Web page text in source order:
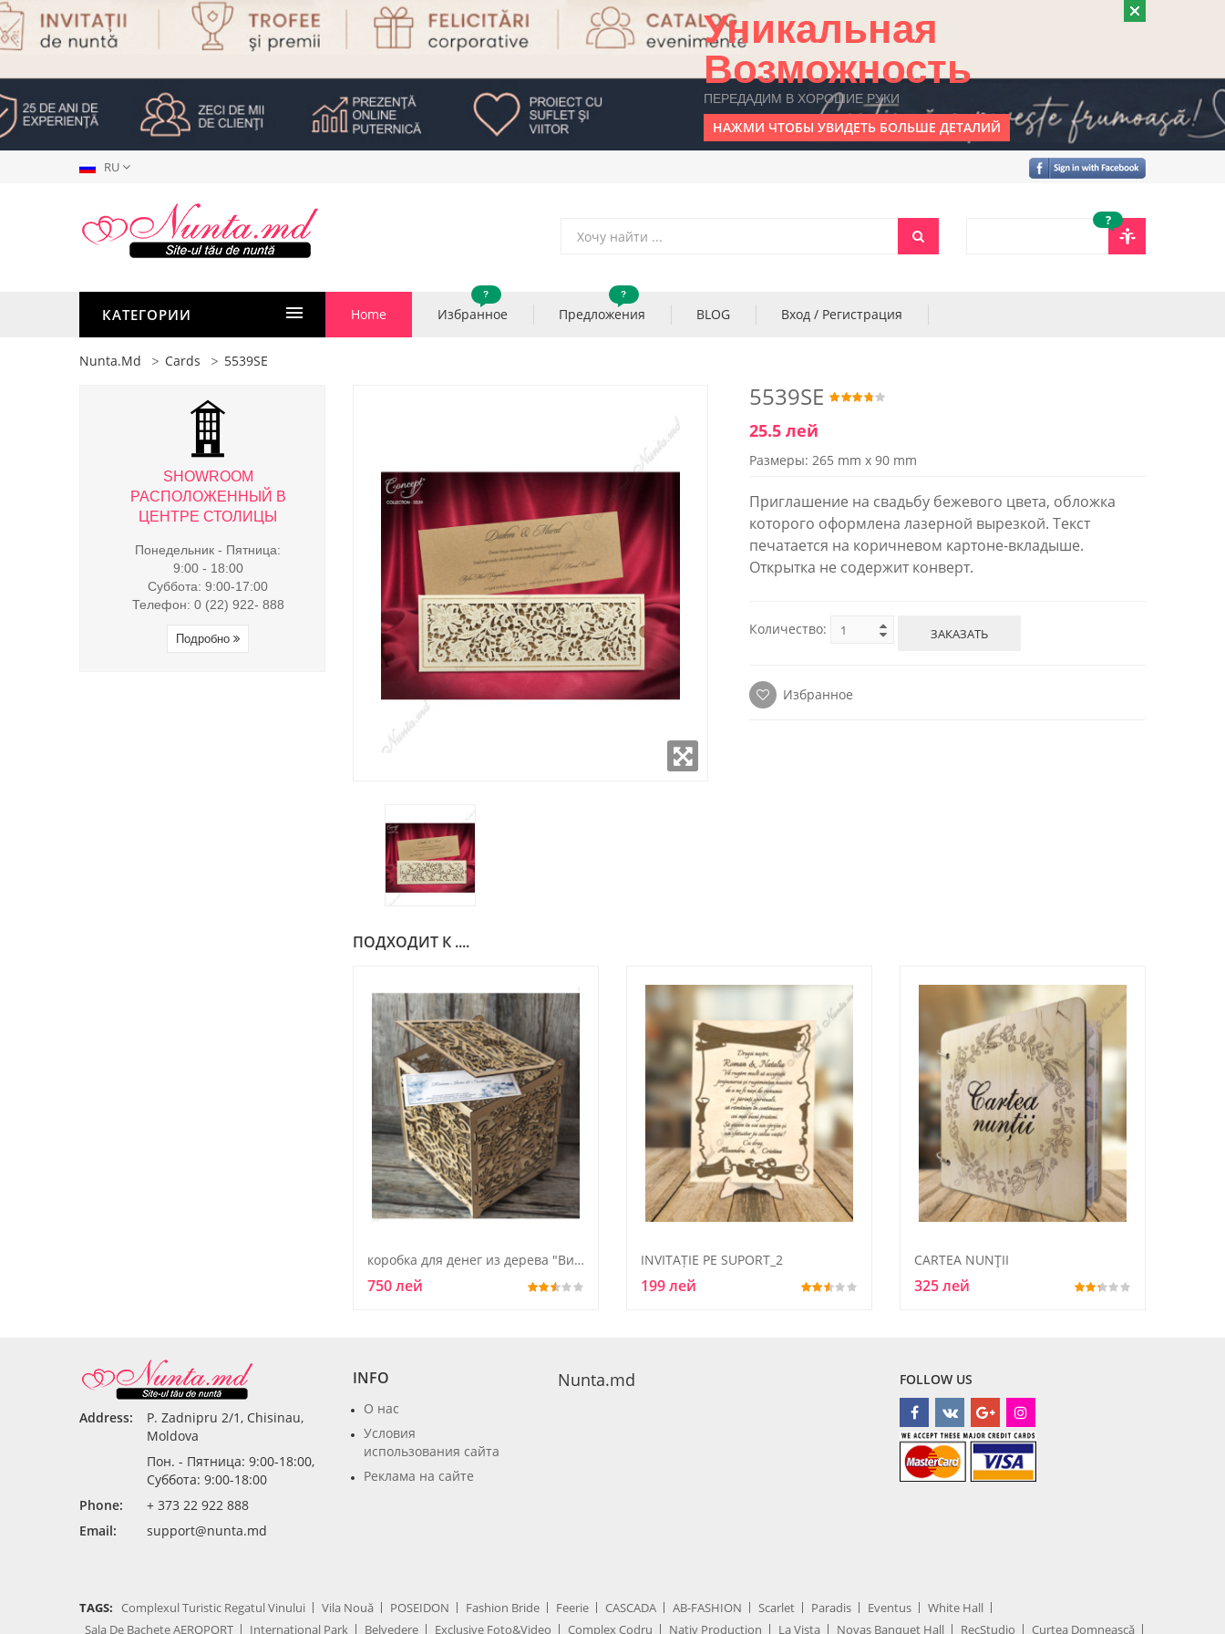
Уникальная
Возможность
ПЕРЕДАДИМ В ХОРОШИЕ РУКИ
НАЖМИ ЧТОБЫ УВИДЕТЬ БОЛЬШЕ ДЕТАЛИЙ
RU
?
КАТЕГОРИИ Home Избранное
?
Предложения
?
BLOG Вход / Регистрация
Nunta.md Cards 5539SE
5539SE
25.5 лей
Размеры: 265 mm x 90 mm
Приглашение на свадьбу бежевого цвета, обложка
которого оформлена лазерной вырезкой. Текст
печатается на коричневом картоне-вкладыше.
Открытка не содержит конверт.
Количество: ЗАКАЗАТЬ
Избранное
ПОДХОДИТ К ....
коробка для денег из дерева "Виноградная лоза"
750 лей
INVITAȚIE PE SUPORT_2
199 лей
CARTEA NUNŢII
325 лей
SHOWROOM
РАСПОЛОЖЕННЫЙ В
ЦЕНТРЕ СТОЛИЦЫ
Понедельник - Пятница:
9:00 - 18:00
Суббота: 9:00-17:00
Телефон: 0 (22) 922- 888
Подробно
SHOWROOM
РАСПОЛОЖЕННЫЙ В
ЦЕНТРЕ СТОЛИЦЫ
Понедельник - Пятница:
9:00 - 18:00
Суббота: 9:00-17:00
Телефон: 0 (22) 922- 888
Подробно
SHOWROOM
РАСПОЛОЖЕННЫЙ В
ЦЕНТРЕ СТОЛИЦЫ
Понедельник - Пятница:
9:00 - 18:00
Суббота: 9:00-17:00
Телефон: 0 (22) 922- 888
Подробно
Address:
P. Zadnipru 2/1, Chisinau,
Moldova
Пон. - Пятница: 9:00-18:00,
Суббота: 9:00-18:00
Phone:
+ 373 22 922 888
Email:
support@nunta.md
INFO
О нас
Условия
использования сайта
Реклама на сайте
Nunta.md FOLLOW US
TAGS: Complexul Turistic Regatul Vinului Vila Nouă POSEIDON Fashion Bride Feerie CASCADA AB-FASHION Scarlet Paradis Eventus
White Hall
Sala De Bachete AEROPORT
International Park Belvedere Exclusive Foto&Video Complex Codru Nativ Production La Vista Novas Banquet Hall RecStudio Curtea Domnească